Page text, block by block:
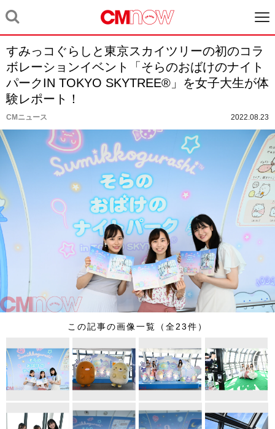
すみっコぐらしと東京スカイツリーの初のコラ
ボレーションイベント「そらのおばけのナイト
パークIN TOKYO SKYTREE®」を女子大生が体
験レポート！
CMニュース 2022.08.23
この記事の画像一覧（全23件）